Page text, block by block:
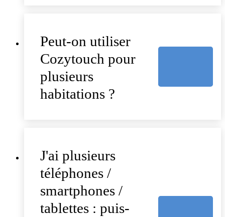
Peut-on utiliser
Cozytouch pour
plusieurs
habitations ?
J'ai plusieurs
téléphones /
smartphones /
tablettes : puis-